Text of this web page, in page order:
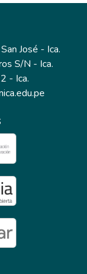
José - Ica.
S/N - Ica.
- Ica.